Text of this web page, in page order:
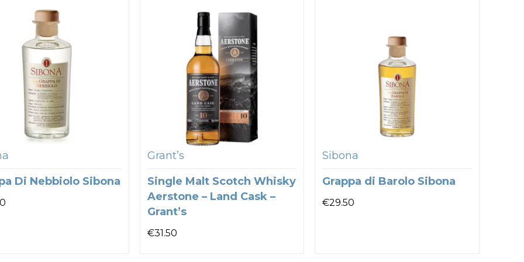
Di Nebbiolo Sibona
Grant’s
Single Malt Scotch Whisky
Aerstone – Land Cask –
Grant’s
€31.50
Sibona
Grappa di Barolo Sibona
€29.50